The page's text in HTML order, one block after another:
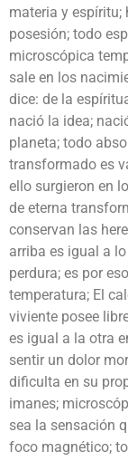
materia y espíritu;
posesión; todo
microscópica
sale en los
dice: de la
nació la idea;
planeta; todo
transformado es
ello surgieron en
de eterna
conservan las
arriba es igual a
perdura; es por
temperatura; El
viviente posee
es igual a la otra
sentir un dolor
dificulta en su
imanes;
sea la sensación
foco magnético;